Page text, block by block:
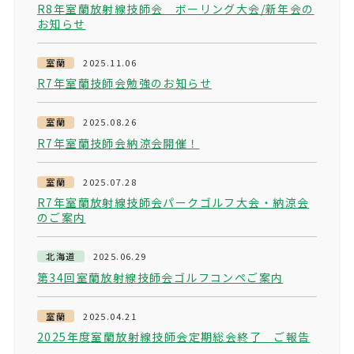
R8年室蘭放射線技師会 ボーリング大会/新年会の
お知らせ
室蘭 2025.11.06
R7年室蘭技師会勉強のお知らせ
室蘭 2025.08.26
R7年室蘭技師会納涼会開催！
室蘭 2025.07.28
R7年室蘭放射線技師会パークゴルフ大会・納涼会
のご案内
北海道 2025.06.29
第34回室蘭放射線技師会ゴルフコンペご案内
室蘭 2025.04.21
2025年度室蘭放射線技師会定期総会終了 ご報告